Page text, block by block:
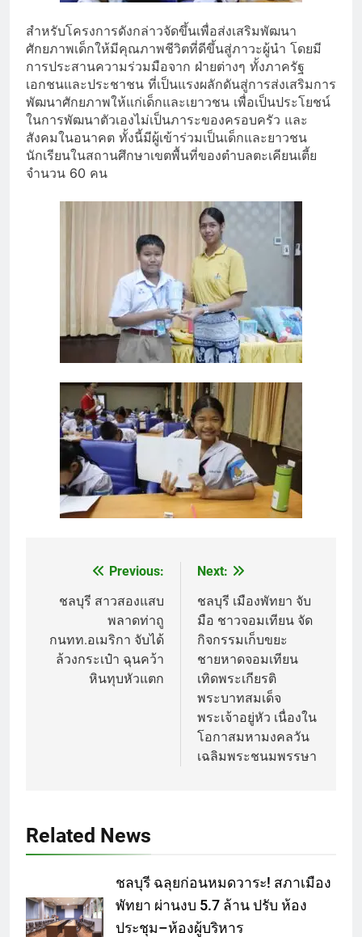
สำหรับโครงการดังกล่าวจัดขึ้นเพื่อส่งเสริมพัฒนา
ศักยภาพเด็กให้มีคุณภาพชีวิตที่ดีขึ้นสู่ภาวะผู้นำ โดยมี
การประสานความร่วมมือจาก ฝ่ายต่างๆ ทั้งภาครัฐ
เอกชนและประชาชน ที่เป็นแรงผลักดันสู่การส่งเสริมการ
พัฒนาศักยภาพให้แก่เด็กและเยาวชน เพื่อเป็นประโยชน์
ในการพัฒนาตัวเองไม่เป็นภาระของครอบครัว และ
สังคมในอนาคต ทั้งนี้มีผู้เข้าร่วมเป็นเด็กและยาวชน
นักเรียนในสถานศึกษาเขตพื้นที่ของตำบลตะเคียนเตี้ย
จำนวน 60 คน
navigation
Previous:
ชลบุรี สาวสองแสบ
พลาดท่าถู
กนทท.อเมริกา จับได้
ล้วงกระเป๋า ฉุนคว้า
หินทุบหัวแตก
Next:
ชลบุรี เมืองพัทยา จับ
มือ ชาวจอมเทียน จัด
กิจกรรมเก็บขยะ
ชายหาดจอมเทียน
เทิดพระเกียรติ
พระบาทสมเด็จ
พระเจ้าอยู่หัว เนื่องใน
โอกาสมหามงคลวัน
เฉลิมพระชนมพรรษา
Related News
ชลบุรี ฉลุยก่อนหมดวาระ! สภาเมือง
พัทยา ผ่านงบ 5.7 ล้าน ปรับ ห้อง
ประชุม–ห้องผู้บริหาร